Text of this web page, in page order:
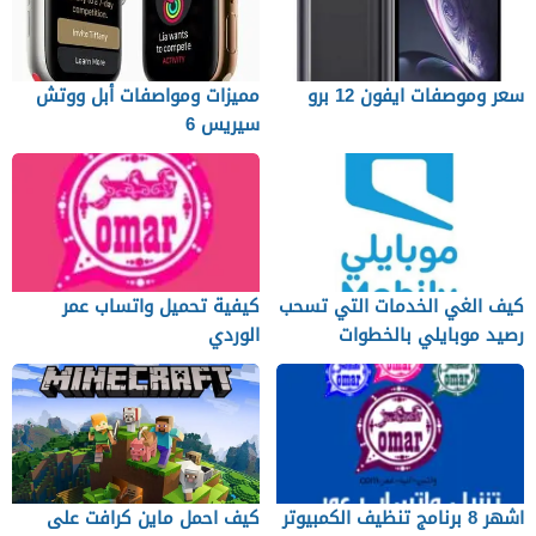
سعر وموصفات ايفون 12 برو
مميزات ومواصفات أبل ووتش
سيريس 6
كيف الغي الخدمات التي تسحب
رصيد موبايلي بالخطوات
كيفية تحميل واتساب عمر
الوردي
اشهر 8 برنامج تنظيف الكمبيوتر
كيف احمل ماين كرافت على